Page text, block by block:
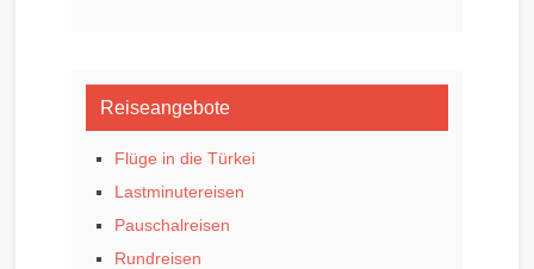
Reiseangebote
Flüge in die Türkei
Lastminutereisen
Pauschalreisen
Rundreisen